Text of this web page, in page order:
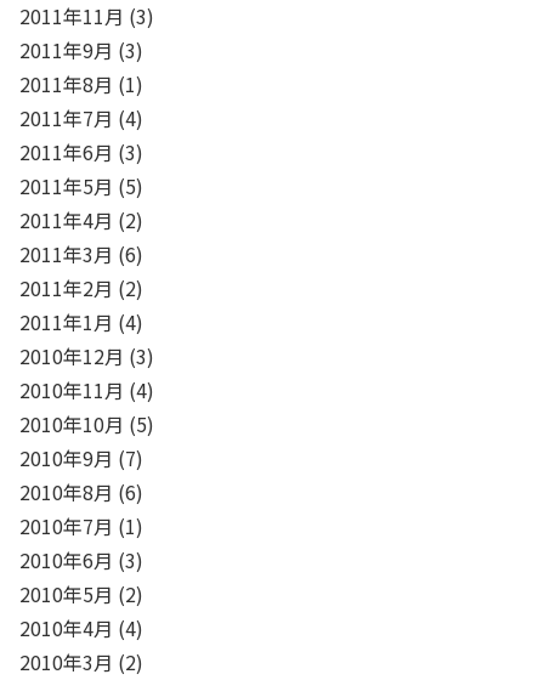
2011年11月 (3)
2011年9月 (3)
2011年8月 (1)
2011年7月 (4)
2011年6月 (3)
2011年5月 (5)
2011年4月 (2)
2011年3月 (6)
2011年2月 (2)
2011年1月 (4)
2010年12月 (3)
2010年11月 (4)
2010年10月 (5)
2010年9月 (7)
2010年8月 (6)
2010年7月 (1)
2010年6月 (3)
2010年5月 (2)
2010年4月 (4)
2010年3月 (2)